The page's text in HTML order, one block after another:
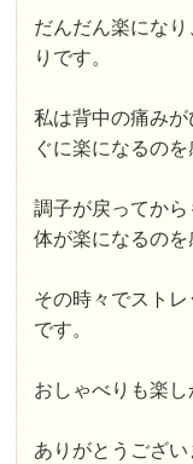
だんだん楽にな
りです。
私は背中の痛み
ぐに楽になるのを
調子が戻ってか
体が楽になるのを
その時々でスト
です。
おしゃべりも楽し
ありがとうござい